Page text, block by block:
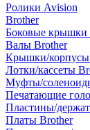
Ролики Avision
Brother
Боковые крышки
Валы Brother
Крышки/корпусы
Лотки/кассеты
Муфты/
Печатающие
Пластины/
Платы Brother